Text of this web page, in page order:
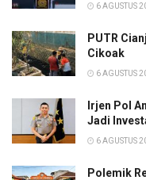
6 AGUSTUS
PUTR
Cikoak
6 AGUSTUS
Irjen Pol
Jadi
6 AGUSTUS
Polemik